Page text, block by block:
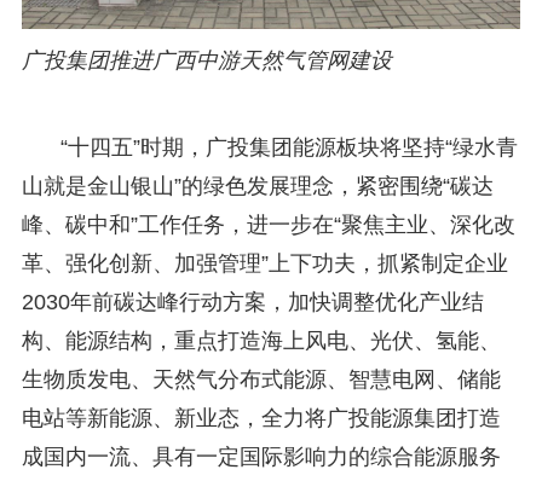
广投集团推进广西中游天然气管网建设
“十四五”时期，广投集团能源板块将坚持“绿水青
山就是金山银山”的绿色发展理念，紧密围绕“碳达
峰、碳中和”工作任务，进一步在“聚焦主业、深化改
革、强化创新、加强管理”上下功夫，抓紧制定企业
2030年前碳达峰行动方案，加快调整优化产业结
构、能源结构，重点打造海上风电、光伏、氢能、
生物质发电、天然气分布式能源、智慧电网、储能
电站等新能源、新业态，全力将广投能源集团打造
成国内一流、具有一定国际影响力的综合能源服务